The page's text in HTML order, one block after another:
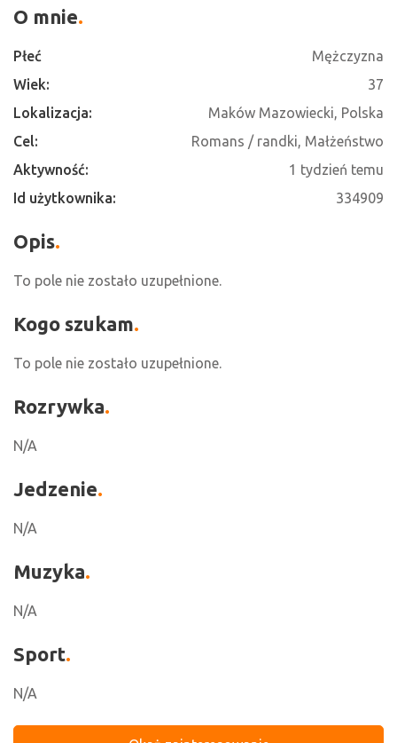
O mnie
Płeć
Mężczyzna
Wiek:
37
Lokalizacja:
Maków Mazowiecki, Polska
Cel:
Romans / randki, Małżeństwo
Aktywność:
1 tydzień temu
Id użytkownika:
334909
Opis
To pole nie zostało uzupełnione.
Kogo szukam
To pole nie zostało uzupełnione.
Rozrywka
N/A
Jedzenie
N/A
Muzyka
N/A
Sport
N/A